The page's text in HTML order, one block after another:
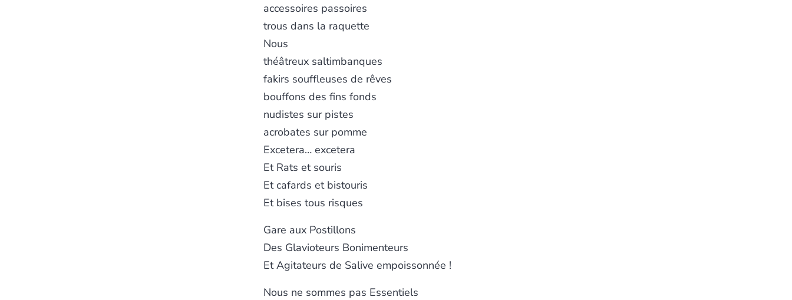
accessoires passoires
trous dans la raquette
Nous
théâtreux saltimbanques
fakirs souffleuses de rêves
bouffons des fins fonds
nudistes sur pistes
acrobates sur pomme
Excetera… excetera
Et Rats et souris
Et cafards et bistouris
Et bises tous risques
Gare aux Postillons
Des Glavioteurs Bonimenteurs
Et Agitateurs de Salive empoissonnée !
Nous ne sommes pas Essentiels